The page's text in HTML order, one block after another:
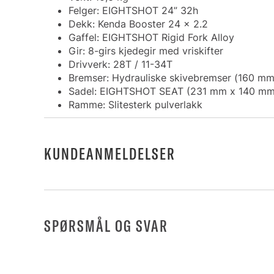
Felger: EIGHTSHOT 24” 32h
Dekk: Kenda Booster 24 x 2.2
Gaffel: EIGHTSHOT Rigid Fork Alloy
Gir: 8-girs kjedegir med vriskifter
Drivverk: 28T / 11-34T
Bremser: Hydrauliske skivebremser (160
Sadel: EIGHTSHOT SEAT (231 mm x 140
Ramme: Slitesterk pulverlakk
KUNDEANMELDELSER
SPØRSMÅL OG SVAR